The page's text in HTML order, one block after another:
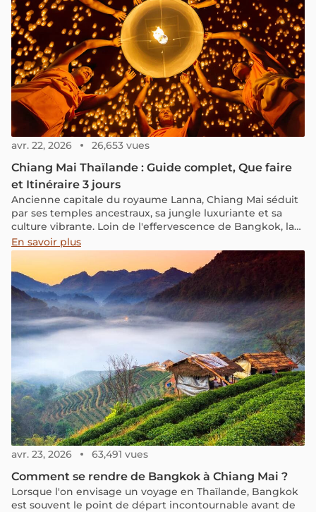
avr. 22, 2026 26,653 vues
Chiang Mai Thaïlande : Guide complet, Que faire
et Itinéraire 3 jours
Ancienne capitale du royaume Lanna, Chiang Mai séduit
par ses temples ancestraux, sa jungle luxuriante et sa
culture vibrante. Loin de l'effervescence de Bangkok, la
métropole du nord de la Thaïlande vous invite à ralentir.
Découvrez que faire, quand partir et notre itinéraire
optimisé pour votre futur séjour.
En savoir plus
avr. 23, 2026 63,491 vues
Comment se rendre de Bangkok à Chiang Mai ?
Lorsque l'on envisage un voyage en Thaïlande, Bangkok
est souvent le point de départ incontournable avant de